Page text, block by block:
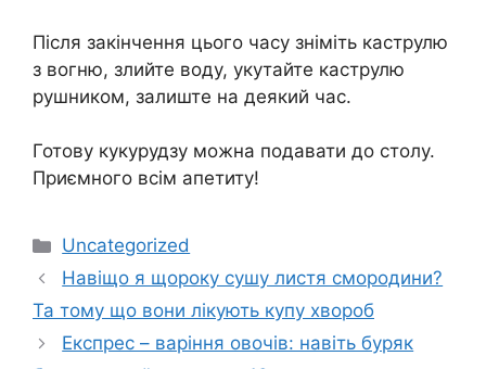
Після закінчення цього часу зніміть каструлю
з вогню, злийте воду, укутайте каструлю
рушником, залиште на деякий час.
Готову кукурудзу можна подавати до столу.
Приємного всім апетиту!
Категорії
Uncategorized
Навіщо я щороку сушу листя смородини?
Та тому що вони лікують купу хвороб
Експрес – варіння овочів: навіть буряк